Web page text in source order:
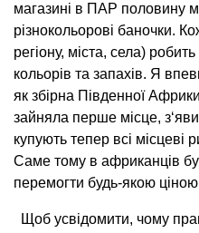
магазині в ПАР половину
різнокольорові баночки.
регіону, міста, села)
кольорів та запахів. Я
як збірна Південної
зайняла перше місце,
купують тепер всі місцеві
Саме тому в африканців
перемогти будь-якою
Щоб усвідомити, чому